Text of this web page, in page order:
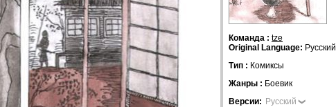
Команда : tze
Original Language: Русский
Тип : Комиксы
Жанры : Боевик
Версии: Русский